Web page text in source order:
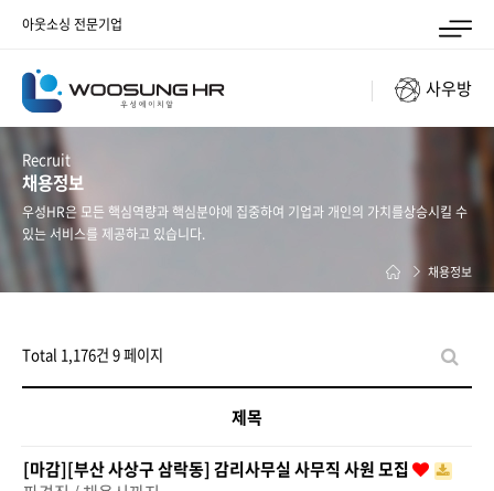
아웃소싱 전문기업
사우방
Recruit
채용정보
우성HR은 모든 핵심역량과 핵심분야에 집중하여 기업과 개인의 가치를상승시킬 수
있는 서비스를 제공하고 있습니다.
채용정보
Total 1,176건 9 페이지
제목
[마감][부산 사상구 삼락동] 감리사무실 사무직 사원 모집